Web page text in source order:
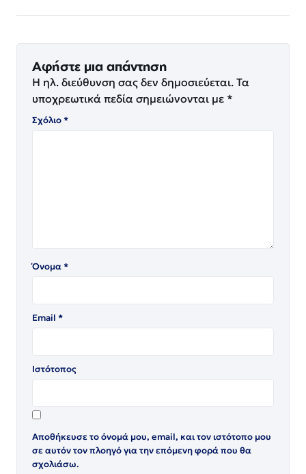
Αφήστε μια απάντηση
Η ηλ. διεύθυνση σας δεν δημοσιεύεται. Τα
υποχρεωτικά πεδία σημειώνονται με *
Σχόλιο*
Όνομα*
Email *
Ιστότοπος
Αποθήκευσε το όνομά μου, email, και τον ιστότοπο μου
σε αυτόν τον πλοηγό για την επόμενη φορά που θα
σχολιάσω.